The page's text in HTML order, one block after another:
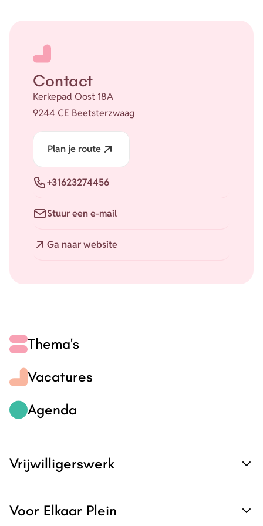
Contact
Kerkepad Oost 18A
9244 CE Beetsterzwaag
Plan je route
Telefoon
+31623274456
Stuur een e-mail
Ga naar website
Thema's
Vacatures
Agenda
Vrijwilligerswerk
Voor Elkaar Plein